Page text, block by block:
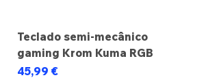
Teclado semi-mecânico
gaming Krom Kuma RGB
Preço
45,99 €